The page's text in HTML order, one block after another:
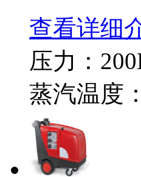
查看详细
压力：
蒸汽温度